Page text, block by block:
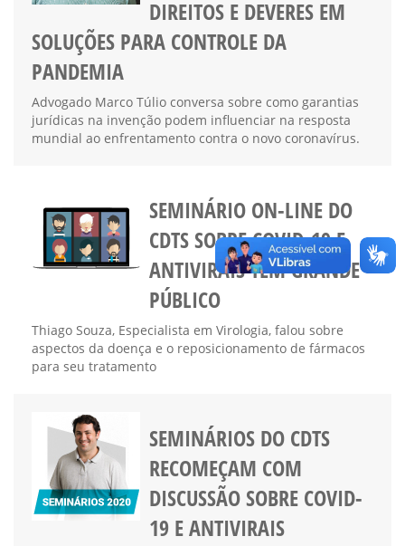
DIREITOS E DEVERES EM
SOLUÇÕES PARA CONTROLE DA
PANDEMIA
Advogado Marco Túlio conversa sobre como garantias
jurídicas na invenção podem influenciar na resposta
mundial ao enfrentamento contra o novo coronavírus.
SEMINÁRIO ON-LINE DO
CDTS SOBRE COVID-19 E
ANTIVIRAIS TEM GRANDE
PÚBLICO
Thiago Souza, Especialista em Virologia, falou sobre
aspectos da doença e o reposicionamento de fármacos
para seu tratamento
SEMINÁRIOS DO CDTS
RECOMEÇAM COM
DISCUSSÃO SOBRE COVID-
19 E ANTIVIRAIS